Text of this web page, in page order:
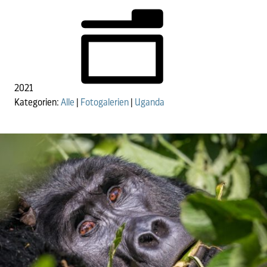
2021
Kategorien: Alle Fotogalerien Uganda